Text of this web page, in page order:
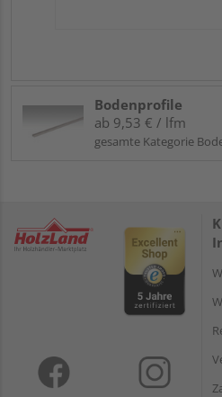
Bodenprofile
ab 9,53 € / lfm
gesamte Kategorie